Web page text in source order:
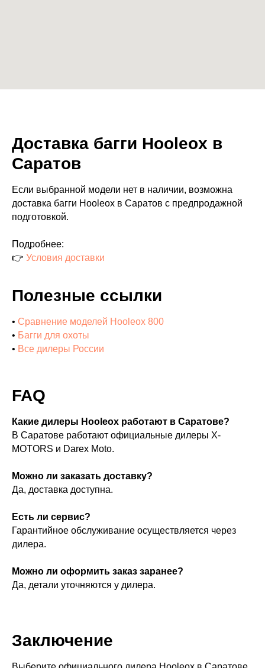
Доставка багги Hooleox в
Саратов
Если выбранной модели нет в наличии, возможна
доставка багги Hooleox в Саратов с предпродажной
подготовкой.
Подробнее:
👉 Условия доставки
Полезные ссылки
• Сравнение моделей Hooleox 800
• Багги для охоты
• Все дилеры России
FAQ
Какие дилеры Hooleox работают в Саратове?
В Саратове работают официальные дилеры X-
MOTORS и Darex Moto.
Можно ли заказать доставку?
Да, доставка доступна.
Есть ли сервис?
Гарантийное обслуживание осуществляется через
дилера.
Можно ли оформить заказ заранее?
Да, детали уточняются у дилера.
Заключение